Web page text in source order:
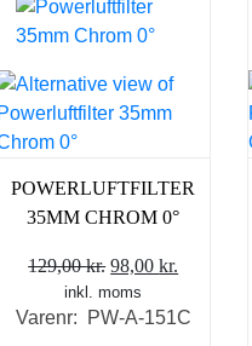
POWERLUFTFILTER
35MM CHROM 0°
129,00kr. Den
oprindelige
pris
98,00kr.
pris
inkl. moms
Varenr: PW-A-151C